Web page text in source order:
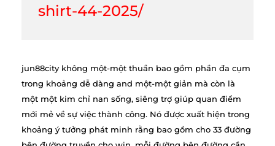
shirt-44-2025/
jun88city không một-một thuần bao gồm phần đa cụm
trong khoảng dễ dàng and một-một giản mà còn là
một một kim chỉ nan sống, siêng trợ giúp quan điểm
mới mẻ về sự việc thành công. Nó được xuất hiện trong
khoảng ý tưởng phát minh rằng bao gồm cho 33 đường